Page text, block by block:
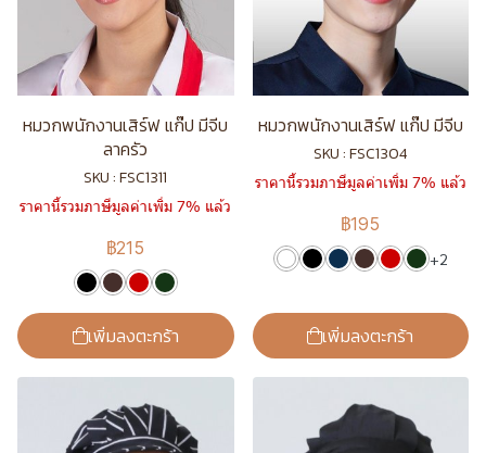
หมวกพนักงานเสิร์ฟ แก๊ป มีจีบ
ลาครัว
SKU : FSC1311
ราคานี้รวมภาษีมูลค่าเพิ่ม 7% แล้ว
฿215
เพิ่มลงตะกร้า
หมวกพนักงานเสิร์ฟ แก๊ป มีจีบ
SKU : FSC1304
ราคานี้รวมภาษีมูลค่าเพิ่ม 7% แล้ว
฿195
+2
เพิ่มลงตะกร้า